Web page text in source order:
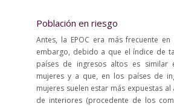
Población en riesgo
Antes, la EPOC era más frecuente
embargo, debido a que el índice de
países de ingresos altos es similar
mujeres y a que, en los países de
mujeres suelen estar más expuestas
de interiores (procedente de los